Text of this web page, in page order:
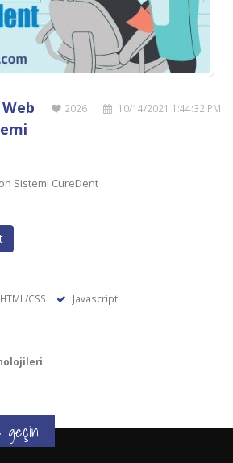
2026 10/14/2021 1:44:32 PM
Sistemi CureDent
HTML/CSS
Javascript
geçin